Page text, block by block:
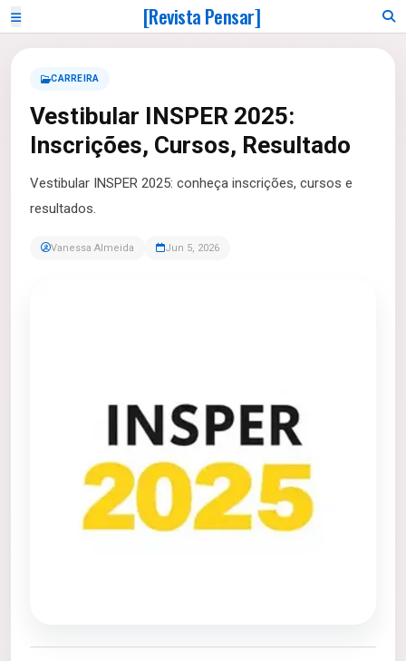
[Revista Pensar]
CARREIRA
Vestibular INSPER 2025:
Inscrições, Cursos, Resultado
Vestibular INSPER 2025: conheça inscrições, cursos e
resultados.
Vanessa Almeida Jun 5, 2026